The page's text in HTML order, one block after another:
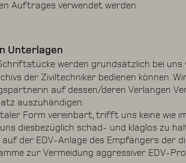
Auftrages verwendet werden.
Unterlagen
werden grundsätzlich bei uns
der Ziviltechniker bedienen können.
auf dessen/deren Verlangen
auszuhändigen.
Form vereinbart, trifft uns keine wie
diesbezüglich schad- und klaglos zu
der EDV-Anlage des Empfängers der
zur Vermeidung aggressiver EDV-